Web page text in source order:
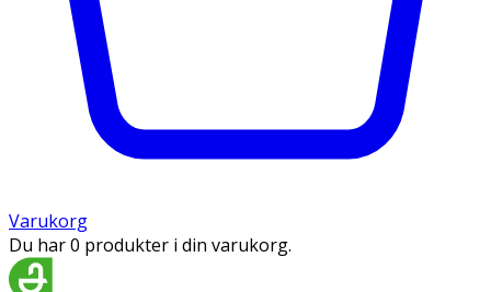
Varukorg
Du har 0 produkter i din varukorg.